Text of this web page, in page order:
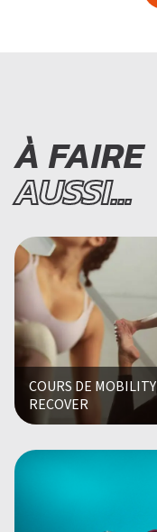
À FAIRE
AUSSI...
COURS DE MOBILITY
RECOVER